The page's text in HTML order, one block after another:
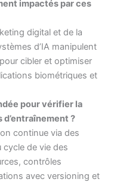
impactés par ces
digital et de la
d’IA manipulent
cibler et optimiser
biométriques et
pour vérifier la
?
continue via des
de vie des
contrôles
avec versioning et